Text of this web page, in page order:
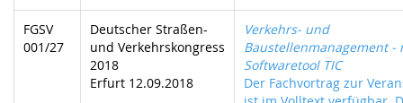
FGSV
001/27
Deutscher Straßen-
und Verkehrskongress
2018
Erfurt 12.09.2018
Verkehrs- und
Baustellenmanagement -
Softwaretool TIC
Der Fachvortrag zur